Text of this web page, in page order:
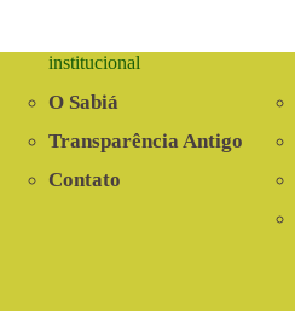
institucional
O Sabiá
Transparência Antigo
Contato